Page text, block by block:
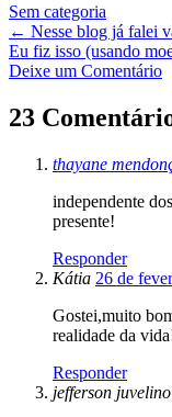
Sem categoria
← Nesse blog já falei
Eu fiz isso (usando
Deixe um Comentário
23
thayane
independente
presente!
Responder
Kátia 26 de
Gostei,muito
realidade da
Responder
jefferson juvelino